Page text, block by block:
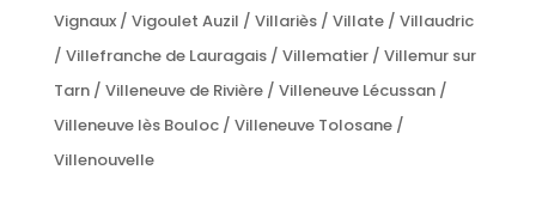
Vignaux / Vigoulet Auzil / Villariès / Villate / Villaudric
/ Villefranche de Lauragais / Villematier / Villemur sur
Tarn / Villeneuve de Rivière / Villeneuve Lécussan /
Villeneuve lès Bouloc / Villeneuve Tolosane /
Villenouvelle